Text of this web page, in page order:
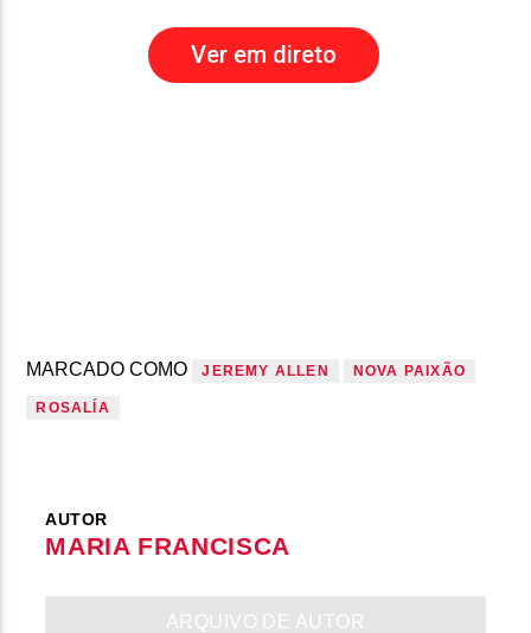
Ver em direto
MARCADO COMO JEREMY ALLEN NOVA PAIXÃO
ROSALÍA
AUTOR
MARIA FRANCISCA
ARQUIVO DE AUTOR